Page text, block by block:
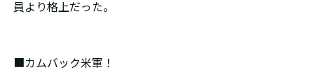
員より格上だった。
■カムバック米軍！